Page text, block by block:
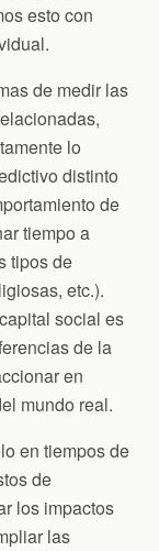
esto con
de medir las
lo
distinto
de
tiempo a
tipos de
etc.).
social es
de la
en
mundo real.
en tiempos de
de
los impactos
las